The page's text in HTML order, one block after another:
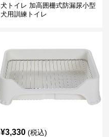
犬トイレ 加高囲栅式防漏尿小型
犬用訓練トイレ
¥3,330 (税込)